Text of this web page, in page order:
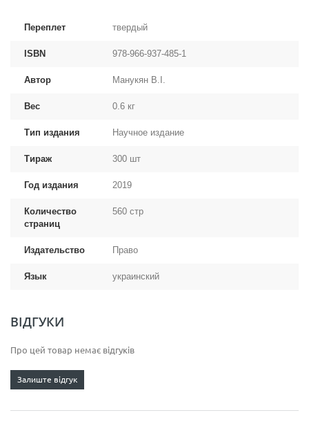
Переплет твердый
ISBN 978-966-937-485-1
Автор Манукян В.І.
Вес 0.6 кг
Тип издания Научное издание
Тираж 300 шт
Год издания 2019
Количество
страниц
560 стр
Издательство Право
Язык украинский
ВІДГУКИ
Про цей товар немає відгуків
Залиште відгук